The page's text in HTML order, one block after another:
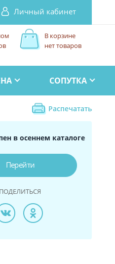
Личный кабинет
В корзине
нет товаров
СОПУТКА
Распечатать
в осеннем каталоге
Перейти
ПОДЕЛИТЬСЯ